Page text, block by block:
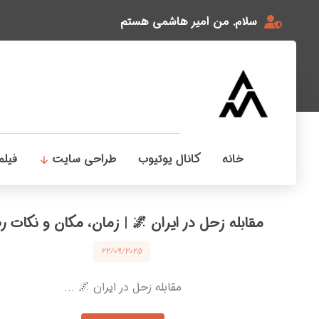
سلام. من امیر هاشمی هستم
خانه کانال یوتیوب طراحی سایت
مقابله زحل در ایران 🌌 | زمان، مکان و نکات
۲۲/۰۹/۲۰۲۵
مقابله زحل در ایران 🌌 ...